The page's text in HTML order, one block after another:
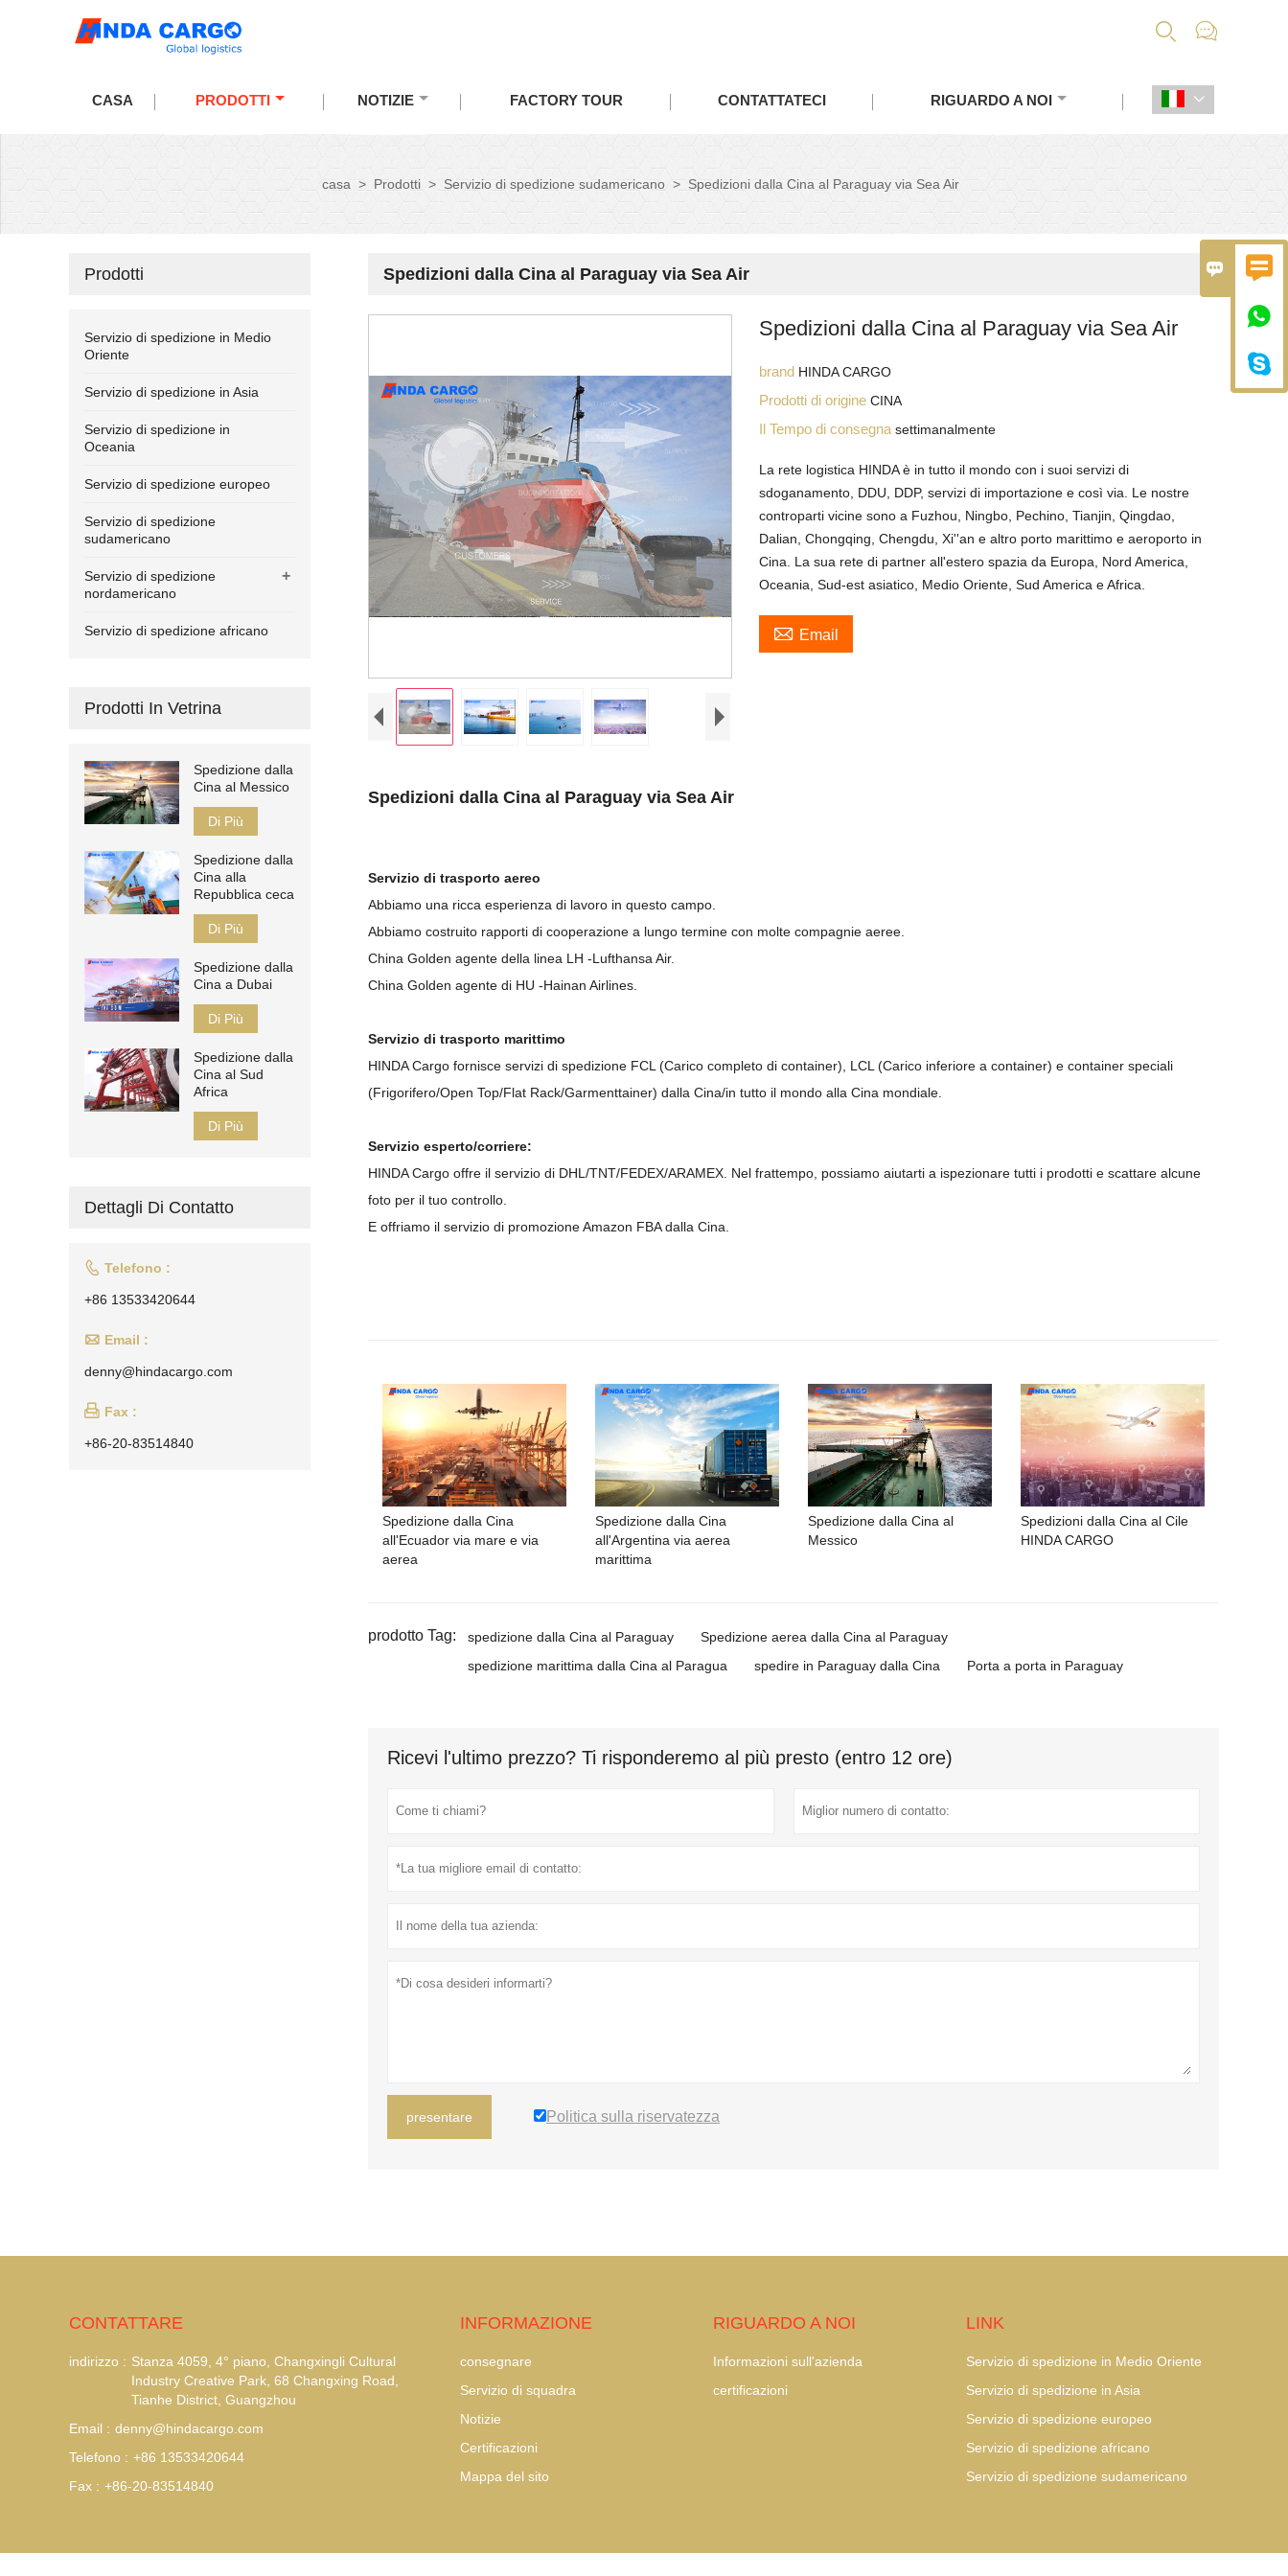
 


 
CASA PRODOTTI NOTIZIE FACTORY TOUR CONTATTATECI RIGUARDO A NOI 
casa > Prodotti > Servizio di spedizione sudamericano > Spedizioni dalla Cina al Paraguay via Sea Air
Spedizioni dalla Cina al Paraguay via Sea Air
Spedizioni dalla Cina al Paraguay via Sea Air
brand HINDA CARGO
Prodotti di origineCINA
Il Tempo di consegnasettimanalmente
La rete logistica HINDA è in tutto il mondo con i suoi servizi di
sdoganamento, DDU, DDP, servizi di importazione e così via. Le nostre
controparti vicine sono a Fuzhou, Ningbo, Pechino, Tianjin, Qingdao,
Dalian, Chongqing, Chengdu, Xi''an e altro porto marittimo e aeroporto in
Cina. La sua rete di partner all'estero spazia da Europa, Nord America,
Oceania, Sud-est asiatico, Medio Oriente, Sud America e Africa.
 Email
Spedizioni dalla Cina al Paraguay via Sea Air
Servizio di trasporto aereo
Abbiamo una ricca esperienza di lavoro in questo campo.
Abbiamo costruito rapporti di cooperazione a lungo termine con molte compagnie aeree.
China Golden agente della linea LH -Lufthansa Air.
China Golden agente di HU -Hainan Airlines.
Servizio di trasporto marittimo
HINDA Cargo fornisce servizi di spedizione FCL (Carico completo di container), LCL (Carico inferiore a container) e container speciali
(Frigorifero/Open Top/Flat Rack/Garmenttainer) dalla Cina/in tutto il mondo alla Cina mondiale.
Servizio esperto/corriere:
HINDA Cargo offre il servizio di DHL/TNT/FEDEX/ARAMEX. Nel frattempo, possiamo aiutarti a ispezionare tutti i prodotti e scattare alcune
foto per il tuo controllo.
E offriamo il servizio di promozione Amazon FBA dalla Cina.
Spedizione dalla Cina
all'Ecuador via mare e via
aerea
Spedizione dalla Cina
all'Argentina via aerea
marittima
Spedizione dalla Cina al
Messico
Spedizioni dalla Cina al Cile
HINDA CARGO
prodotto Tag: spedizione dalla Cina al Paraguay
Spedizione aerea dalla Cina al Paraguay
spedizione marittima dalla Cina al Paragua
spedire in Paraguay dalla Cina Porta a porta in Paraguay
Ricevi l'ultimo prezzo? Ti risponderemo al più presto (entro 12 ore)
presentare Politica sulla riservatezza
Prodotti
Servizio di spedizione in Medio
Oriente
Servizio di spedizione in Asia
Servizio di spedizione in
Oceania
Servizio di spedizione europeo
Servizio di spedizione
sudamericano
+
Servizio di spedizione
nordamericano
Servizio di spedizione africano
Prodotti In Vetrina
Spedizione dalla
Cina al Messico
Di Più
Spedizione dalla
Cina alla
Repubblica ceca
Di Più
Spedizione dalla
Cina a Dubai
Di Più
Spedizione dalla
Cina al Sud
Africa
Di Più
Dettagli Di Contatto
 Telefono :
+86 13533420644
 Email :
denny@hindacargo.com
 Fax :
+86-20-83514840
CONTATTARE
indirizzo : Stanza 4059, 4° piano, Changxingli Cultural
Industry Creative Park, 68 Changxing Road,
Tianhe District, Guangzhou
Email : denny@hindacargo.com
Telefono : +86 13533420644
Fax : +86-20-83514840
INFORMAZIONE
consegnare
Servizio di squadra
Notizie
Certificazioni
Mappa del sito
RIGUARDO A NOI
Informazioni sull'azienda
certificazioni
LINK
Servizio di spedizione in Medio Oriente
Servizio di spedizione in Asia
Servizio di spedizione europeo
Servizio di spedizione africano
Servizio di spedizione sudamericano